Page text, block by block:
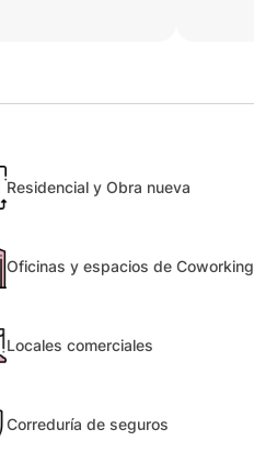
Residencial y Obra nueva
Oficinas y espacios de Coworking
Locales comerciales
Correduría de seguros